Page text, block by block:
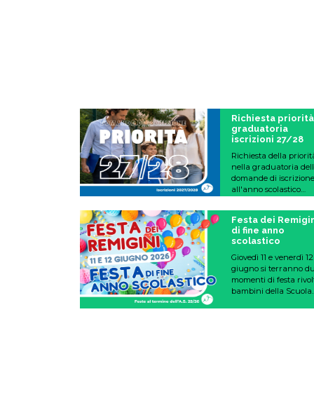
loro età.
Richiesta priorità
graduatoria
iscrizioni 27/28
Richiesta della
nella graduatoria
domande di iscrizione
all'anno scolastico
Festa dei
di fine anno
scolastico
Giovedì 11 e venerdì 12
giugno si terranno
momenti di festa
bambini della Scuola
dell'Infanzia in